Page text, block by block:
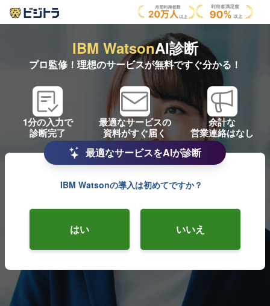
IBM WatsonAI診断
プロ監修！理想のサービスが無料ですぐ分かる！
1分の入力で
診断完了
最適なサービスの
資料がすぐ届く
余計な
営業連絡はなし
最適なサービスをAIが診断
IBM Watsonの導入は初めてですか？
はい いいえ